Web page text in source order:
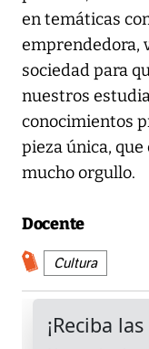
en temáticas
emprendedora,
sociedad para
nuestros
conocimientos
pieza única,
mucho orgullo.
Docente
Cultura